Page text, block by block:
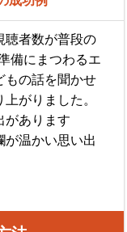
聴者数が普段の
備にまつわるエ
もの話を聞かせ
がりました。
があります
が温かい思い出